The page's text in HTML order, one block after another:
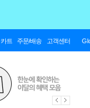
카트 주문/배송 고객센터